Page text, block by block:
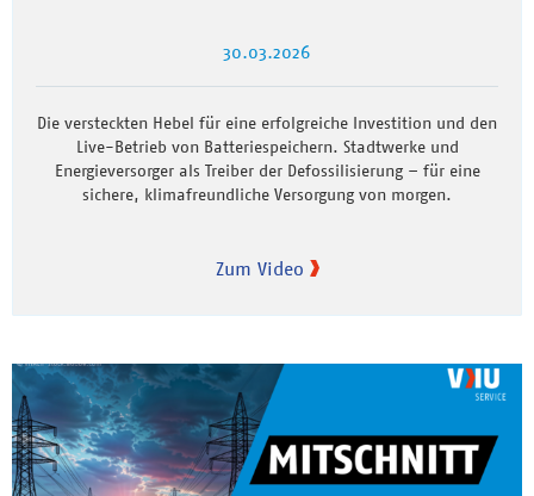
30.03.2026
Die versteckten Hebel für eine erfolgreiche Investition und den
Live-Betrieb von Batteriespeichern. Stadtwerke und
Energieversorger als Treiber der Defossilisierung – für eine
sichere, klimafreundliche Versorgung von morgen.
Zum Video